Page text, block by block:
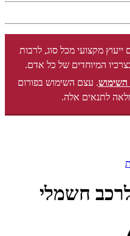
ייעוץ מקצועי מכל סוג, לרבות
המיוחדים של כל אדם.
השימוש. עצם השימוש בפורום
לתנאים אלה.
חשמלי